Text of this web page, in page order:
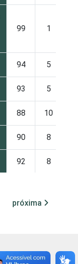
99 1
94 5
93 5
88 10
90 8
92 8
próxima